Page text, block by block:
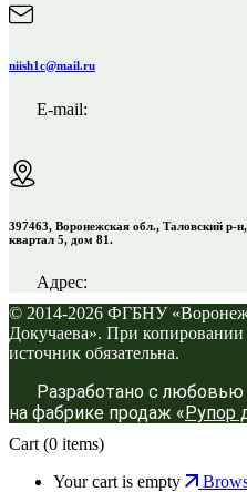
niish1c@mail.ru
E-mail:
397463, Воронежская обл., Таловский р-
квартал 5, дом 81.
Адрес:
© 2014-2026 ФГБНУ
Докучаева». При копировании
источник обязательна.
Разработано с
на фабрике продаж « Рупор
Cart(0 items)
Your cart is empty